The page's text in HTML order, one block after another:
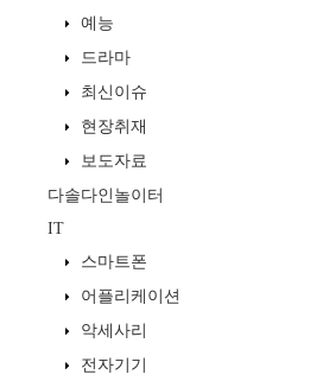
예능
드라마
최신이슈
현장취재
보도자료
다솔다인놀이터
IT
스마트폰
어플리케이션
악세사리
전자기기